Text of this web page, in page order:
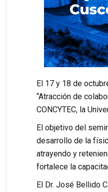
El 17 y 18 de
“Atracción de
CONCYTEC, la
El objetivo del
desarrollo de la
atrayendo y
fortalece la
El Dr. José Bellido